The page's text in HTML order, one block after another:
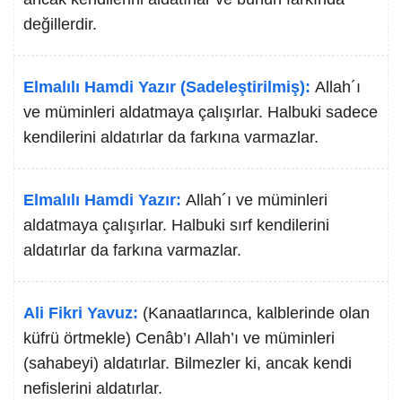
değillerdir.
Elmalılı Hamdi Yazır (Sadeleştirilmiş): Allah´ı
ve müminleri aldatmaya çalışırlar. Halbuki sadece
kendilerini aldatırlar da farkına varmazlar.
Elmalılı Hamdi Yazır: Allah´ı ve müminleri
aldatmaya çalışırlar. Halbuki sırf kendilerini
aldatırlar da farkına varmazlar.
Ali Fikri Yavuz: (Kanaatlarınca, kalblerinde olan
küfrü örtmekle) Cenâb’ı Allah’ı ve müminleri
(sahabeyi) aldatırlar. Bilmezler ki, ancak kendi
nefislerini aldatırlar.